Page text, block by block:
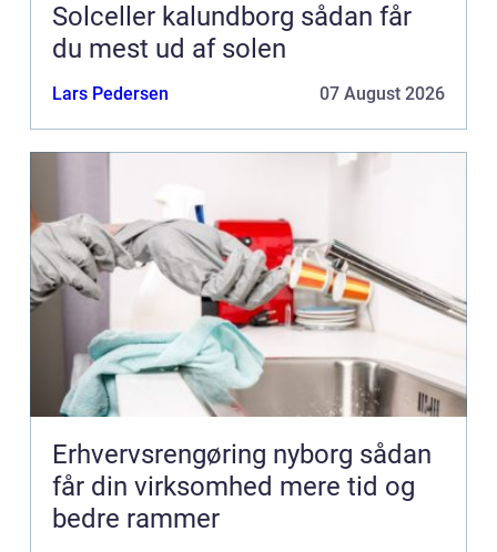
Solceller kalundborg sådan får
du mest ud af solen
Lars Pedersen 07 August 2026
Erhvervsrengøring nyborg sådan
får din virksomhed mere tid og
bedre rammer